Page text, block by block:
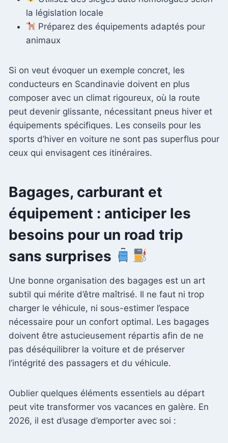
la législation locale
Préparez des équipements adaptés pour
animaux
Si on veut évoquer un exemple concret, les
conducteurs en Scandinavie doivent en plus
composer avec un climat rigoureux, où la route
peut devenir glissante, nécessitant pneus hiver et
équipements spécifiques. Les conseils pour les
sports d’hiver en voiture ne sont pas superflus pour
ceux qui envisagent ces itinéraires.
Bagages, carburant et
équipement : anticiper les
besoins pour un road trip
sans surprises
Une bonne organisation des bagages est un art
subtil qui mérite d’être maîtrisé. Il ne faut ni trop
charger le véhicule, ni sous-estimer l’espace
nécessaire pour un confort optimal. Les bagages
doivent être astucieusement répartis afin de ne
pas déséquilibrer la voiture et de préserver
l’intégrité des passagers et du véhicule.
Oublier quelques éléments essentiels au départ
peut vite transformer vos vacances en galère. En
2026, il est d’usage d’emporter avec soi :